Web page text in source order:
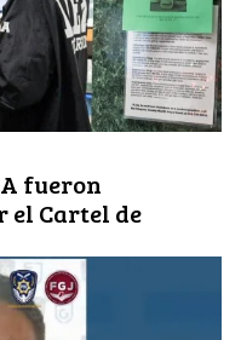
fueron
el Cartel de